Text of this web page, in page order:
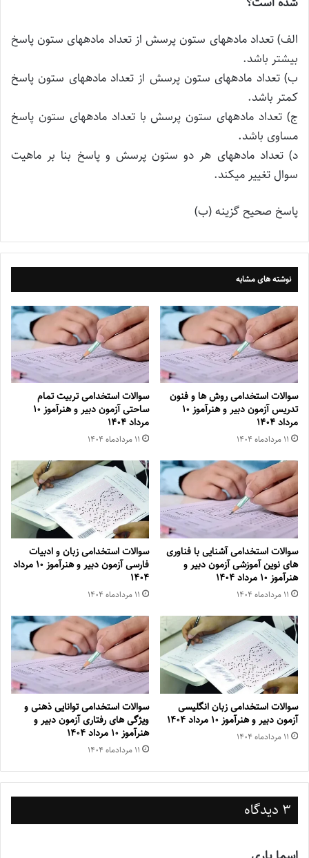
الف) تعداد مادههای ستون پرسش از تعداد مادههای ستون پاسخ
بیشتر باشد.
ب) تعداد مادههای ستون پرسش از تعداد مادههای ستون پاسخ
کمتر باشد.
ج) تعداد مادههای ستون پرسش با تعداد مادههای ستون پاسخ
مساوی باشد.
د) تعداد مادههای هر دو ستون پرسش و پاسخ بنا بر ماهیت
سوال تغییر میکند.
پاسخ صحیح گزینه (ب)
نوشته های مشابه
سوالات استخدامی روش ها و فنون
تدریس آزمون دبیر و هنرآموز ۱۰
مرداد ۱۴۰۴
۱۱ مرداد‌ماه ۱۴۰۴
سوالات استخدامی تربیت تمام
ساحتی آزمون دبیر و هنرآموز ۱۰
مرداد ۱۴۰۴
۱۱ مرداد‌ماه ۱۴۰۴
سوالات استخدامی آشنایی با فناوری
های نوین آموزشی آزمون دبیر و
هنرآموز ۱۰ مرداد ۱۴۰۴
۱۱ مرداد‌ماه ۱۴۰۴
سوالات استخدامی زبان و ادبیات
فارسی آزمون دبیر و هنرآموز ۱۰ مرداد
۱۴۰۴
۱۱ مرداد‌ماه ۱۴۰۴
سوالات استخدامی زبان انگلیسی
آزمون دبیر و هنرآموز ۱۰ مرداد ۱۴۰۴
۱۱ مرداد‌ماه ۱۴۰۴
سوالات استخدامی توانایی ذهنی و
ویژگی های رفتاری آزمون دبیر و
هنرآموز ۱۰ مرداد ۱۴۰۴
۱۱ مرداد‌ماه ۱۴۰۴
3 دیدگاه